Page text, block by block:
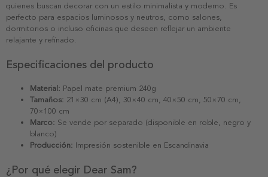
quienes buscan decorar con un estilo minimalista y moderno. Es
perfecto para espacios luminosos y neutros, como salones,
dormitorios o incluso oficinas que deseen reflejar un ambiente
relajante y refinado.
Especificaciones del producto
Material: Papel mate premium 240g
Tamaños: 21×30 cm (A4), 30×40 cm, 40×50 cm, 50×70 cm,
70×100 cm
Marco: Se vende por separado (disponible en roble, negro y
blanco)
Producción: Impresión sostenible en Escandinavia
¿Por qué elegir Dear Sam?